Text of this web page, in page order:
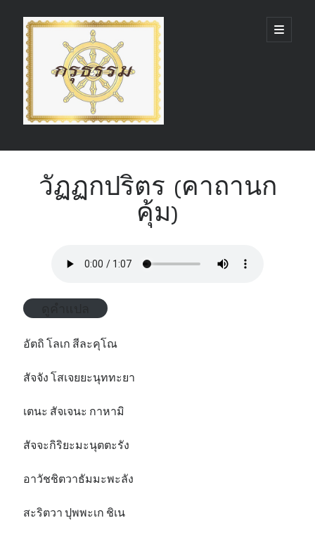
กรุ
ธรรม
(GruDhamma.com)
open
primary
Sidebar
วัฏฏกปริตร (คาถานก
คุ้ม)
อัตถิ โลเก สีละคุโณ
สัจจัง โสเจยยะนุททะยา
เตนะ สัจเจนะ กาหามิ
สัจจะกิริยะมะนุตตะรัง
อาวัชชิตวาธัมมะพะลัง
สะริตวา ปุพพะเก ชิเน